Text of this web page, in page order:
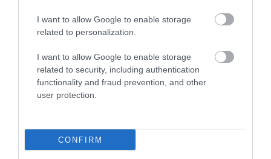
I want to allow Google to enable storage
related to personalization.
I want to allow Google to enable storage
related to security, including authentication
functionality and fraud prevention, and other
user protection.
CONFIRM
Zimányi Péter
2018. Július 18.
Nagyon jó ár-érték arány, profi
Vannak teljesen hagyományos
magyar ételek is, de a gambas
pil-pil és a thai ételek is